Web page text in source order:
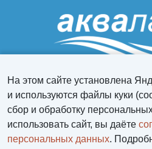
Политика защиты и
На этом сайте установлена
и используются файлы куки
сбор и обработку
использовать сайт, вы даёте
персональных данных.